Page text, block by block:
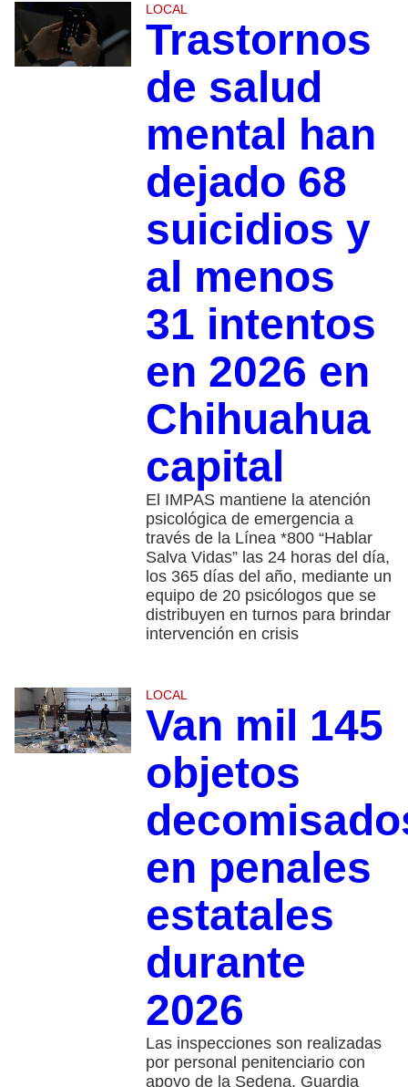
LOCAL
Trastornos
de salud
mental han
dejado 68
suicidios y
al menos
31 intentos
en 2026 en
Chihuahua
capital
El IMPAS mantiene la atención
psicológica de emergencia a
través de la Línea *800 “Hablar
Salva Vidas” las 24 horas del día,
los 365 días del año, mediante un
equipo de 20 psicólogos que se
distribuyen en turnos para brindar
intervención en crisis
LOCAL
Van mil 145
objetos
en penales
estatales
durante
2026
Las inspecciones son realizadas
por personal penitenciario con
apoyo de la Sedena, Guardia